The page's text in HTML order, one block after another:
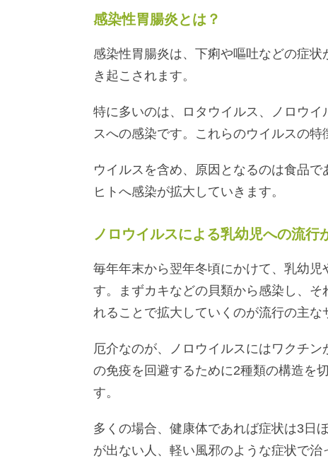
感染性胃腸炎とは？
感染性胃腸炎は、下痢や嘔吐などの症状
き起こされます。
特に多いのは、ロタウイルス、ノロウ
スへの感染です。これらのウイルスの特
ウイルスを含め、原因となるのは食品
ヒトへ感染が拡大していきます。
ノロウイルスによる乳幼児への流行
毎年年末から翌年冬頃にかけて、乳幼
す。まずカキなどの貝類から感染し、
れることで拡大していくのが流行の主な
厄介なのが、ノロウイルスにはワクチ
の免疫を回避するために2種類の構造を
す。
多くの場合、健康体であれば症状は3日
が出ない人、軽い風邪のような症状で治